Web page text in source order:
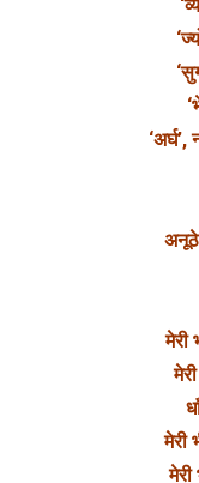
मेरी
मेरी